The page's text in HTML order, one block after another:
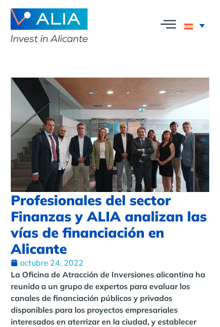
Profesionales del sector
Finanzas y ALIA analizan las
vías de financiación en
Alicante
octubre 24, 2022
La Oficina de Atracción de Inversiones alicantina ha
reunido a un grupo de expertos para evaluar los
canales de financiación públicos y privados
disponibles para los proyectos empresariales
interesados en aterrizar en la ciudad, y establecer